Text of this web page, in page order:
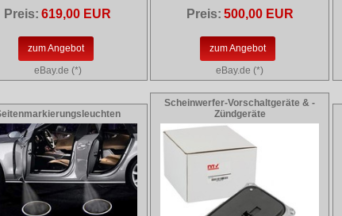
Preis: 619,00 EUR
zum Angebot
eBay.de (*)
Preis: 500,00 EUR
zum Angebot
eBay.de (*)
Scheinwerfer-Vorschaltgeräte & -
Zündgeräte